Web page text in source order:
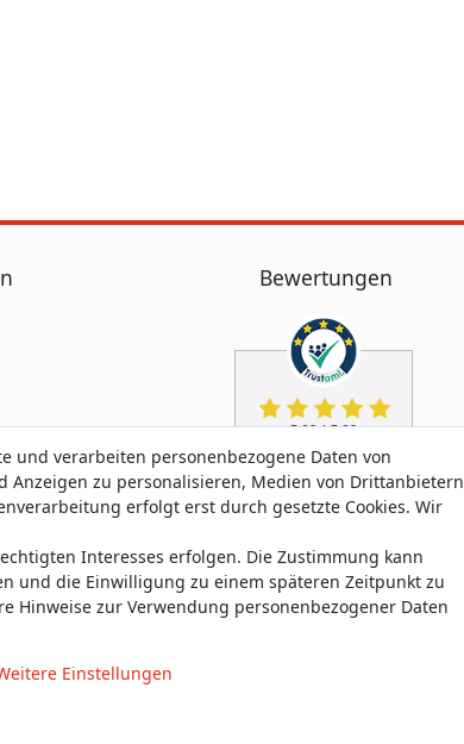
Bewertungen
AGB
und verarbeiten personenbezogene Daten von
Anzeigen zu personalisieren, Medien von Drittanbietern
erfolgt erst durch gesetzte Cookies. Wir
Interesses erfolgen. Die Zustimmung kann
und die Einwilligung zu einem späteren Zeitpunkt zu
Hinweise zur Verwendung personenbezogener Daten
Einstellungen